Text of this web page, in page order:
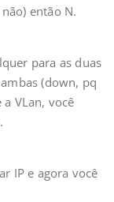
então N.
para as duas
(down, pq
VLan, você
IP e agora você